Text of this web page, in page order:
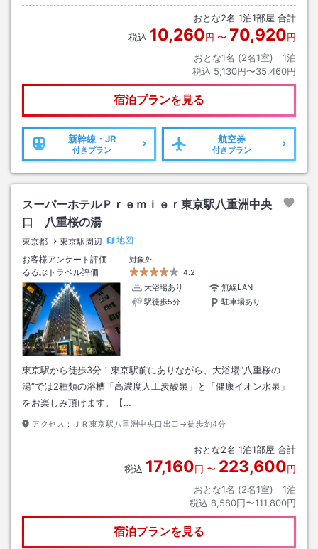
3分・東京メトロ有楽町線「銀座一丁目駅」へ徒歩5分
おとな2名 1泊1部屋 合計
税込 10,260円 〜 70,920円
おとな1名 (2名1室)｜ 1泊
税込 5,130円〜35,460円
宿泊プランを見る
新幹線・JR
付きプラン
航空券
付きプラン
スーパーホテルＰｒｅｍｉｅｒ東京駅八重洲中央
口 八重桜の湯
東京都 東京駅周辺
地図
お客様アンケート評価
対象外
るるぶトラベル評価
4.2
大浴場あり
無線LAN
駅徒歩5分
駐車場あり
東京駅から徒歩3分！東京駅前にありながら、大浴場“八重桜の
湯”では2種類の浴槽「高濃度人工炭酸泉」と「健康イオン水泉」
をお楽しみ頂けます。【…
アクセス： ＪＲ東京駅八重洲中央口出口→徒歩約4分
おとな2名 1泊1部屋 合計
税込 17,160円 〜 223,600円
おとな1名 (2名1室)｜ 1泊
税込 8,580円〜111,800円
宿泊プランを見る